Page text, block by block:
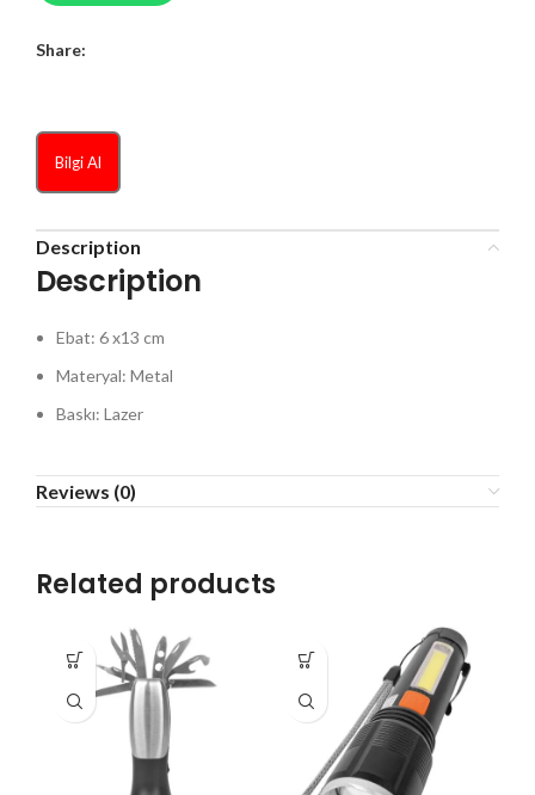
Share:
Bilgi Al
Description
Description
Ebat: 6 x13 cm
Materyal: Metal
Baskı: Lazer
Reviews (0)
Related products